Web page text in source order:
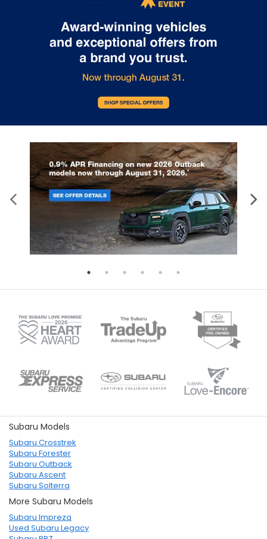
Subaru Models
Subaru Crosstrek
Subaru Forester
Subaru Outback
Subaru Ascent
Subaru Solterra
More Subaru Models
Subaru Impreza
Used Subaru Legacy